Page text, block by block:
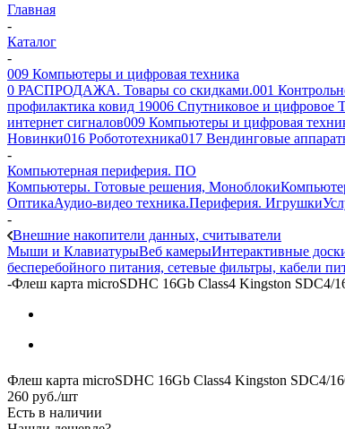
Главная
-
Каталог
-
009 Компьютеры и цифровая техника
0 РАСПРОДАЖА. Товары со скидками.001
профилактика ковид 19006 Спутниковое и цифровое
интернет сигналов009 Компьютеры и цифровая
Новинки016 Робототехника017 Вендинговые
-
Компьютерная периферия. ПО
Компьютеры. Готовые решения, Моноблоки
ОптикаАудио-видео техника.Периферия. Игрушки
-
Внешние накопители данных, считыватели
Мыши и КлавиатурыВеб камерыИнтерактивные
бесперебойного питания, сетевые фильтры, кабели
-Флеш карта microSDHC 16Gb Class4 Kingston SDC4/
Флеш карта microSDHC 16Gb Class4 Kingston SDC4/
260 руб./шт
Есть в наличии